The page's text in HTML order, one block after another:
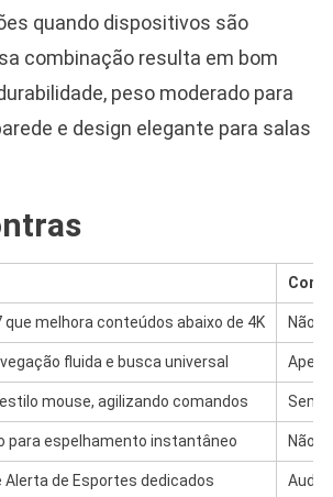
quando dispositivos são
combinação resulta em bom
peso moderado para
e design elegante para salas
que melhora conteúdos abaixo de 4K Não
fluida e busca universal
mouse, agilizando comandos Sem
para espelhamento instantâneo Não
Alerta de Esportes dedicados Audio